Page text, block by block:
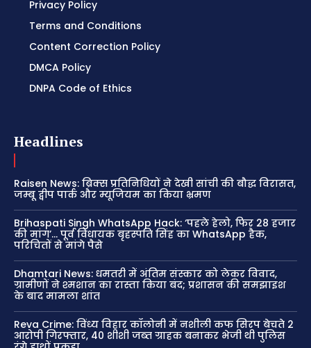
Privacy Policy
Terms and Conditions
Content Correction Policy
DMCA Policy
DNPA Code of Ethics
Headlines
Raisen News: ब्रिक्स प्रतिनिधियों ने देखी सांची की बौद्ध विरासत,
जम्बू द्वीप पार्क और म्यूजियम का किया भ्रमण
Brihaspati Singh WhatsApp Hack: ‘पहले हेलो, फिर 28 हजार
की मांग’… पूर्व विधायक बृहस्पति सिंह का WhatsApp हैक,
परिचितों से मांगे पैसे
Dhamtari News: धमतरी में अंतिम संस्कार को लेकर विवाद,
ग्रामीणों ने श्मशान का रास्ता किया बंद; प्रशासन की समझाइश
के बाद मामला शांत
Reva Crime: विंध्य विहार कॉलोनी में नशीली कफ सिरप बेचते 2
आरोपी गिरफ्तार, 40 शीशी जब्त ग्राहक बनाकर भेजी थी पुलिस